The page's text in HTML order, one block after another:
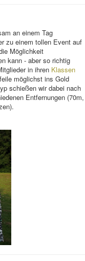
an einem Tag
zu einem tollen Event auf
Möglichkeit
kann - aber so richtig
in ihren Klassen
möglichst ins Gold
schießen wir dabei nach
Entfernungen (70m,